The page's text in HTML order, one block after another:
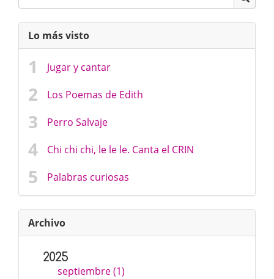
Lo más visto
Jugar y cantar
Los Poemas de Edith
Perro Salvaje
Chi chi chi, le le le. Canta el CRIN
Palabras curiosas
Archivo
2025
septiembre (1)